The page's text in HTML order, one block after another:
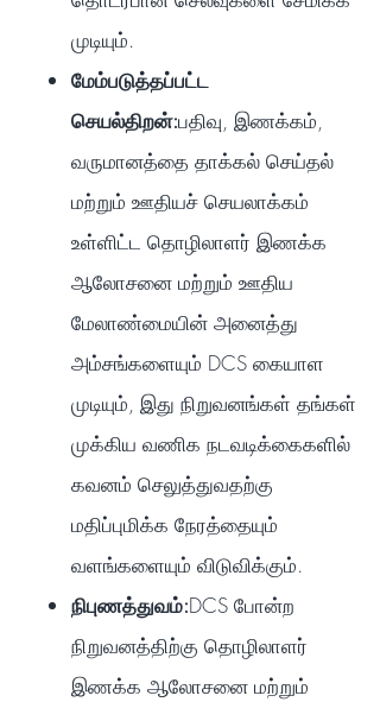
முடியும்.
மேம்படுத்தப்பட்ட
செயல்திறன்:பதிவு, இணக்கம்,
வருமானத்தை தாக்கல் செய்தல்
மற்றும் ஊதியச் செயலாக்கம்
உள்ளிட்ட தொழிலாளர் இணக்க
ஆலோசனை மற்றும் ஊதிய
மேலாண்மையின் அனைத்து
அம்சங்களையும் DCS கையாள
முடியும், இது நிறுவனங்கள் தங்கள்
முக்கிய வணிக நடவடிக்கைகளில்
கவனம் செலுத்துவதற்கு
மதிப்புமிக்க நேரத்தையும்
வளங்களையும் விடுவிக்கும்.
நிபுணத்துவம்:DCS போன்ற
நிறுவனத்திற்கு தொழிலாளர்
இணக்க ஆலோசனை மற்றும்